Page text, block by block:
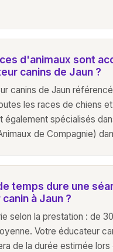
d'animaux sont
canins de Jaun ?
canins de Jaun
les races de chiens
également spécialisés
de Compagnie)
temps dure une
à Jaun ?
selon la prestation : de
Votre éducateur
de la durée estimée lors